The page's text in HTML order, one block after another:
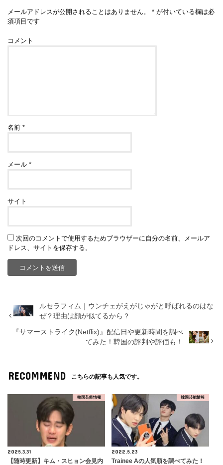
メールアドレスが公開されることはありません。 * が付いている欄は必
須項目です
コメント
名前*
メール*
サイト
次回のコメントで使用するためブラウザーに自分の名前、メールア
ドレス、サイトを保存する。
ルセラフィム｜ウンチェがえがじゃがと呼ばれるのはな
ぜ？理由は顔が似てるから？
『サマーストライク(Netflix)』配信日や更新時間を調べ
てみた！韓国の評判や評価も！
RECOMMEND こちらの記事も人気です。
韓国芸能情報
2025.3.31
【随時更新】キム・スヒョン会見内
韓国芸能情報
2022.5.23
Trainee Aの人気順を調べてみた！